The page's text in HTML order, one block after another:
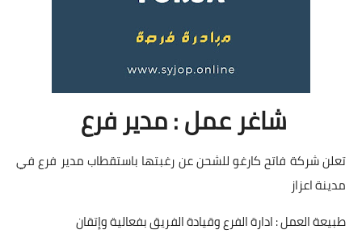
شاغر عمل : مدير فرع
تعلن شركة فاتح كارغو للشحن عن رغبتها باستقطاب مدير فرع في
مدينة اعزاز
طبيعة العمل : ادارة الفرع وقيادة الفريق بفعالية وإتقان